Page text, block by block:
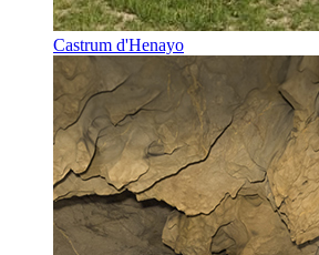
Castrum d'Henayo